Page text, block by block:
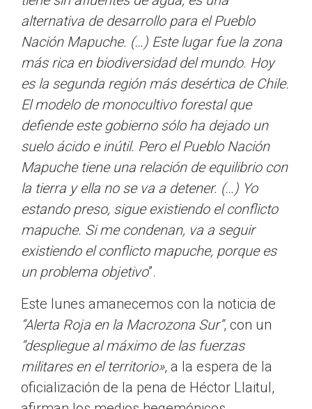
alternativa de desarrollo para el Pueblo
Nación Mapuche. (…) Este lugar fue la zona
más rica en biodiversidad del mundo. Hoy
es la segunda región más desértica de Chile.
El modelo de monocultivo forestal que
defiende este gobierno sólo ha dejado un
suelo ácido e inútil. Pero el Pueblo Nación
Mapuche tiene una relación de equilibrio con
la tierra y ella no se va a detener. (…) Yo
estando preso, sigue existiendo el conflicto
mapuche. Si me condenan, va a seguir
existiendo el conflicto mapuche, porque es
un problema objetivo”.
Este lunes amanecemos con la noticia de
“Alerta Roja en la Macrozona Sur”, con un
“despliegue al máximo de las fuerzas
militares en el territorio», a la espera de la
oficialización de la pena de Héctor Llaitul,